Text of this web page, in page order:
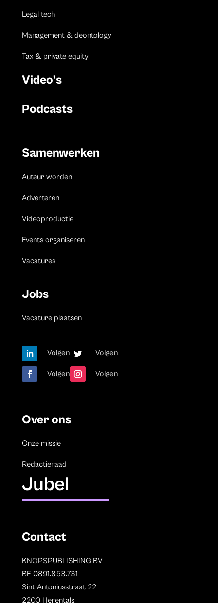
Legal tech
Management & deontology
Tax & private equity
Video’s
Podcasts
Samenwerken
Auteur worden
Adverteren
Videoproductie
Events organiseren
Vacatures
Jobs
Vacature plaatsen
Volgen Volgen
Volgen Volgen
Over ons
Onze missie
Redactieraad
Jubel
Contact
KNOPSPUBLISHING BV
BE 0891.853.731
Sint-Antoniusstraat 22
2200 Herentals